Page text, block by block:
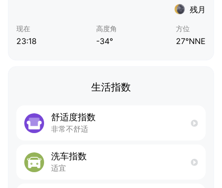
残月
现在
23:18
高度角
-34°
方位
27°NNE
生活指数
舒适度指数
非常不舒适
洗车指数
适宜